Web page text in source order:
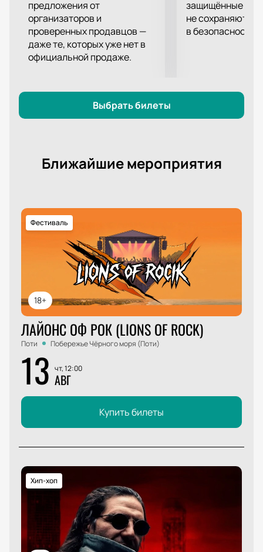
предложения от
организаторов и
проверенных продавцов —
даже те, которых уже нет в
официальной продаже.
защищённые
не сохраняются
в безопасности.
Выбрать билеты
Ближайшие мероприятия
18+
Фестиваль
ЛАЙОНС ОФ РОК (LIONS OF ROCK)
Поти Побережье Чёрного моря (Поти)
13 чт, 12:00
АВГ
Купить билеты
Хип-хоп